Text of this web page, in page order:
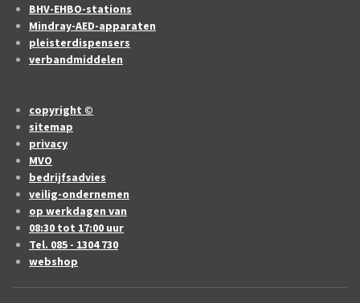
BHV-EHBO-stations
Mindray-AED-apparaten
pleisterdispensers
verbandmiddelen
copyright ©
sitemap
privacy
MVO
bedrijfsadvies
veilig-ondernemen
op werkdagen van
08:30 tot 17:00 uur
Tel. 085 - 1304 730
webshop